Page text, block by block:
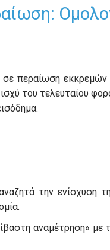
περαίωση
του τελευταίου
την ενίσχυση
αναμέτρηση» με